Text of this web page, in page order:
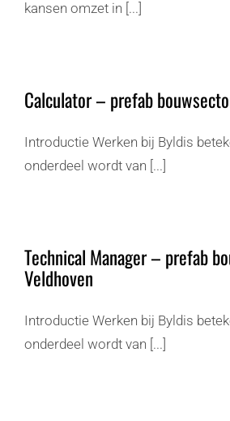
kansen omzet in [...]
Calculator – prefab
Introductie Werken bij Byldis
onderdeel wordt van [...]
Technical Manager – prefab
Veldhoven
Introductie Werken bij Byldis
onderdeel wordt van [...]